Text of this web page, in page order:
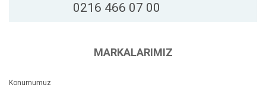
0216 466 07 00
MARKALARIMIZ
Konumumuz